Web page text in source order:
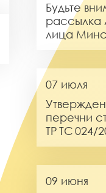
Будьте
рассылка
лица
07 июля
перечни
ТР ТС 024/
09 июня